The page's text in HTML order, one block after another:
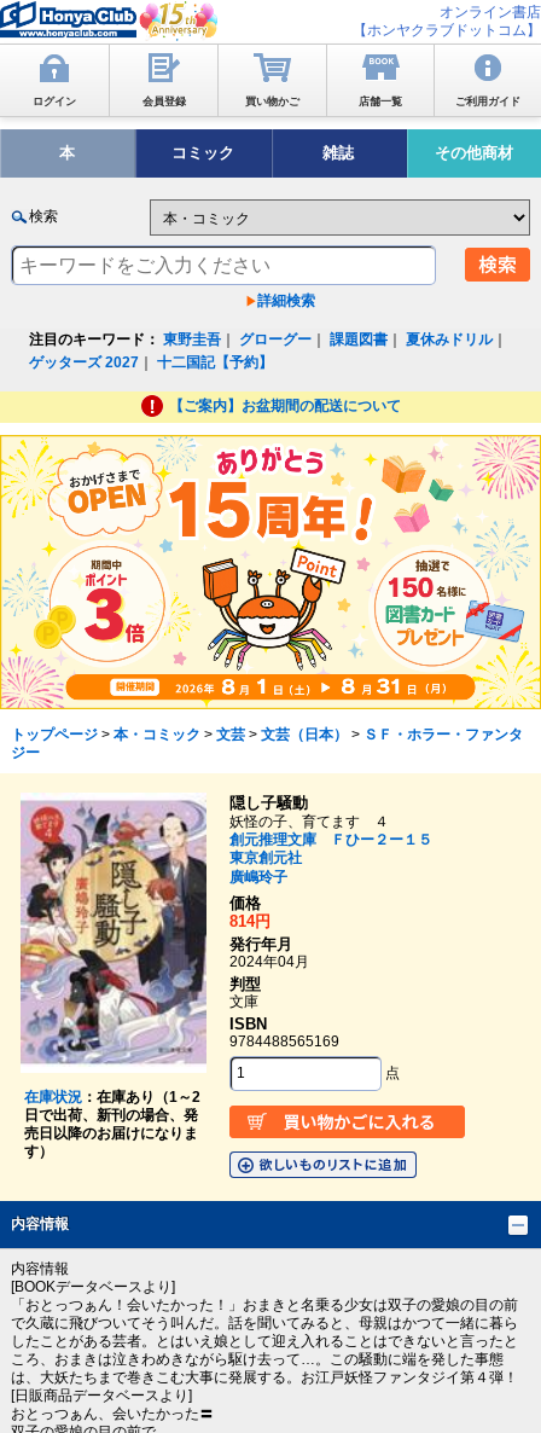
オンライン書店
【ホンヤクラブドットコム】
ログイン 会員登録 買い物かご 店舗一覧 ご利用ガイド
本 コミック 雑誌 その他商材
検索
詳細検索
注目のキーワード： 東野圭吾 グローグー ｜課題図書 ｜夏休みドリル｜
ゲッターズ 2027 ｜十二国記【予約】
【ご案内】お盆期間の配送について
トップページ> 本・コミック > 文芸> 文芸（日本） > ＳＦ・ホラー・ファンタ
ジー
在庫状況：在庫あり（1～2
日で出荷、新刊の場合、発
売日以降のお届けになりま
す）
隠し子騒動
妖怪の子、育てます ４
創元推理文庫 Ｆひー２ー１５
東京創元社
廣嶋玲子
価格
814円
発行年月
2024年04月
判型
文庫
ISBN
9784488565169
点
内容情報
内容情報
[BOOKデータベースより]
「おとっつぁん！会いたかった！」おまきと名乗る少女は双子の愛娘の目の前
で久蔵に飛びついてそう叫んだ。話を聞いてみると、母親はかつて一緒に暮ら
したことがある芸者。とはいえ娘として迎え入れることはできないと言ったと
ころ、おまきは泣きわめきながら駆け去って…。この騒動に端を発した事態
は、大妖たちまで巻きこむ大事に発展する。お江戸妖怪ファンタジイ第４弾！
[日販商品データベースより]
おとっつぁん、会いたかった〓